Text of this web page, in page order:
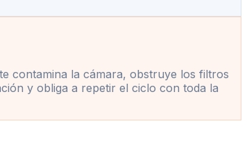
contamina la cámara, obstruye los filtros
y obliga a repetir el ciclo con toda la